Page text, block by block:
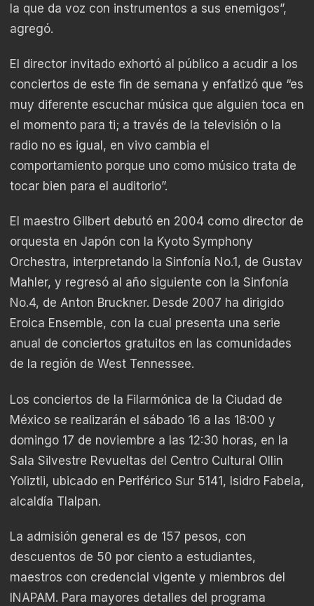
la que da voz con instrumentos a sus enemigos”,
agregó.
El director invitado exhortó al público a acudir a los
conciertos de este fin de semana y enfatizó que “es
muy diferente escuchar música que alguien toca en
el momento para ti; a través de la televisión o la
radio no es igual, en vivo cambia el
comportamiento porque uno como músico trata de
tocar bien para el auditorio”.
El maestro Gilbert debutó en 2004 como director de
orquesta en Japón con la Kyoto Symphony
Orchestra, interpretando la Sinfonía No.1, de Gustav
Mahler, y regresó al año siguiente con la Sinfonía
No.4, de Anton Bruckner. Desde 2007 ha dirigido
Eroica Ensemble, con la cual presenta una serie
anual de conciertos gratuitos en las comunidades
de la región de West Tennessee.
Los conciertos de la Filarmónica de la Ciudad de
México se realizarán el sábado 16 a las 18:00 y
domingo 17 de noviembre a las 12:30 horas, en la
Sala Silvestre Revueltas del Centro Cultural Ollin
Yoliztli, ubicado en Periférico Sur 5141, Isidro Fabela,
alcaldía Tlalpan.
La admisión general es de 157 pesos, con
descuentos de 50 por ciento a estudiantes,
maestros con credencial vigente y miembros del
INAPAM. Para mayores detalles del programa